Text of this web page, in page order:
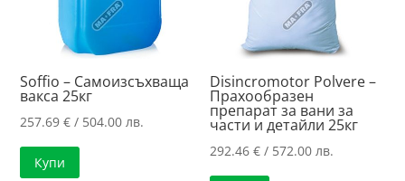
Soffio – Самоизсъхваща
вакса 25кг
257.69€ / 504.00 лв.
Купи
Disincromotor Polvere –
Прахообразен
препарат за вани за
части и детайли 25кг
292.46€ / 572.00 лв.